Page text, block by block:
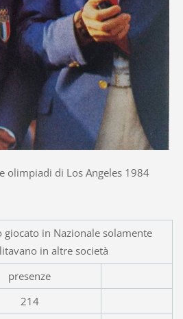
olimpiadi di Los Angeles 1984
giocato in Nazionale solamente
in altre società
presenze
214